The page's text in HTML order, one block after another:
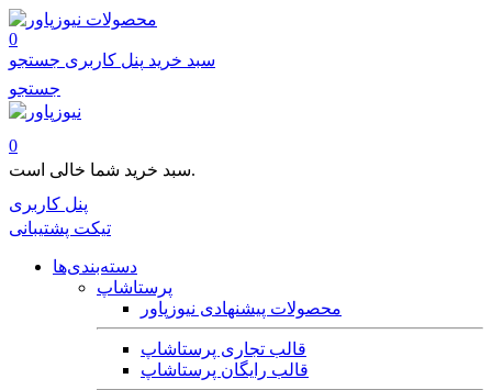
محصولات
0
سبد خرید پنل کاربری جستجو
جستجو
0
سبد خرید شما خالی است.
پنل کاربری
تیکت پشتیبانی
دسته‌بندی‌ها
پرستاشاپ
محصولات پیشنهادی نیوزپاور
قالب تجاری پرستاشاپ
قالب رایگان پرستاشاپ